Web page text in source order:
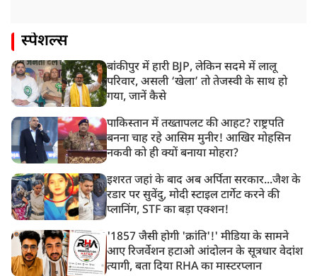
स्पेशल्स
बांकीपुर में हारी BJP, लेकिन सदमे में लालू
परिवार, असली ‘खेला’ तो तेजस्वी के साथ हो
गया, जानें कैसे
पाकिस्तान में तख्तापलट की आहट? राष्ट्रपति
बनना चाह रहे आसिम मुनीर! आखिर मोहसिन
नकवी को ही क्यों बनाया मोहरा?
इशरत जहां के बाद अब अर्पिता सरकार...जैश के
रडार पर सुवेंदु, मोदी स्टाइल टार्गेट करने की
प्लानिंग, STF का बड़ा एक्शन!
'1857 जैसी होगी 'क्रांति'!' मीडिया के सामने
आए रिजर्वेशन हटाओ आंदोलन के सूत्रधार वेदांश
त्यागी, बता दिया RHA का मास्टरप्लान